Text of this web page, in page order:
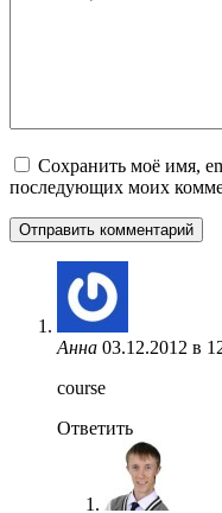
Сохранить моё имя,
последующих моих
Анна 03.12.2012 в
course
Ответить